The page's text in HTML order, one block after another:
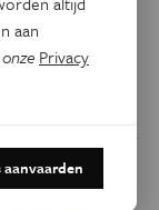
dat is het wel.
geen enkele
aan
Privacy
aanvaarden